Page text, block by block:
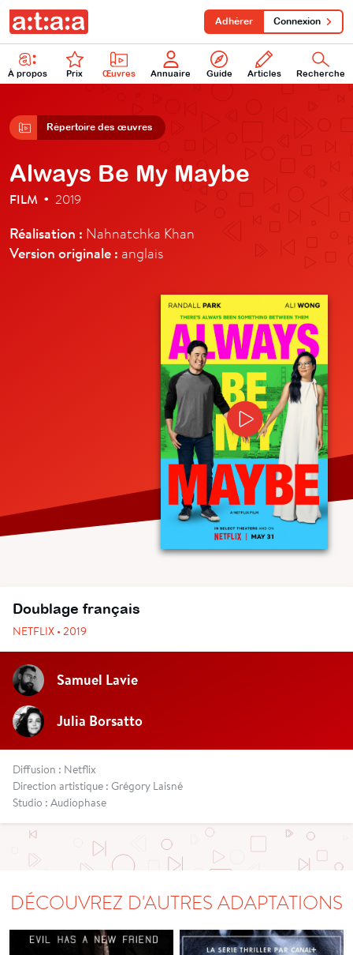
À propos Prix Œuvres Annuaire Guide Articles Recherche
Adhérer Connexion
Répertoire des œuvres
Always Be My Maybe
FILM • 2019
Réalisation : Nahnatchka Khan
Version originale : anglais
Doublage français
NETFLIX • 2019
Samuel Lavie
Julia Borsatto
Diffusion : Netflix
Direction artistique : Grégory Laisné
Studio : Audiophase
DÉCOUVREZ D'AUTRES ADAPTATIONS